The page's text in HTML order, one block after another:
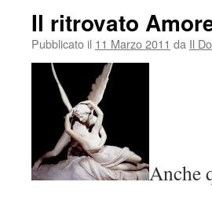
Il ritrovato
Pubblicato il 11 Marzo 2011 da Il
Anche